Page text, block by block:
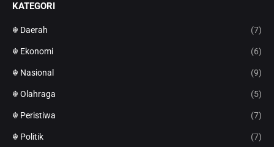
KATEGORI
☬ Daerah (7)
☬ Ekonomi (6)
☬ Nasional (9)
☬ Olahraga (5)
☬ Peristiwa (7)
☬ Politik (7)